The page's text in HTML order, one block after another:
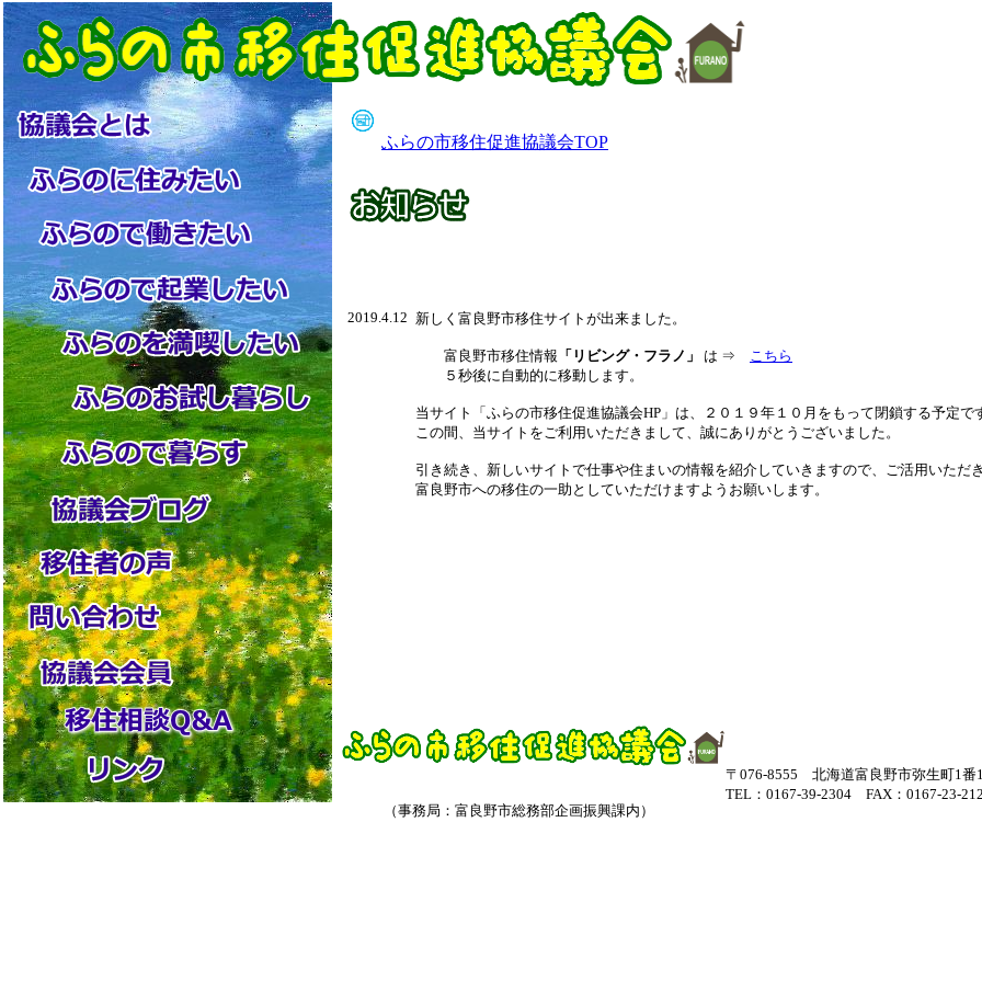
2019.4.12
〒076-8555 北海道富良野市弥生町1番
TEL：0167-39-2304 FAX：0167-23-
（事務局：富良野市総務部企画振興課内）
ふらの市移住促進協議会TOP
新しく富良野市移住サイトが出来ました。
富良野市移住情報 「リビング・フラノ」 は ⇒ こちら
５秒後に自動的に移動します。
当サイト「ふらの市移住促進協議会HP」は、２０１９年１０月をもって閉鎖する予定で
この間、当サイトをご利用いただきまして、誠にありがとうございました。
引き続き、新しいサイトで仕事や住まいの情報を紹介していきますので、ご活用いただ
富良野市への移住の一助としていただけますようお願いします。